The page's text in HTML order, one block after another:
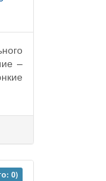
–
0)